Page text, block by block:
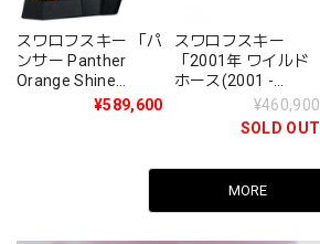
スワロフスキー 「パ
ンサー Panther
Orange Shine
Limited Edition」
¥589,600
スワロフスキー
「2001年 ワイルド
ホース(2001 -
Limited Edition -
Wild Horses)」
¥460,900
SOLD OUT
MORE